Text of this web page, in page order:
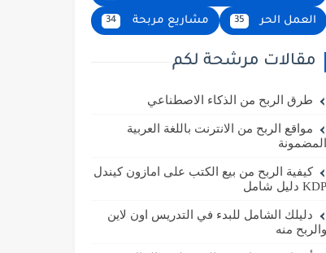
العمل الحر 35 مشاريع مربحة 34
مقالات مرشحة لكم
طرق الربح من الذكاء الاصطناعي
مواقع الربح من الانترنت باللغة العربية
المضمونة
كيفية الربح من بيع الكتب على امازون كيندل
KDP دليل شامل
دليلك الشامل للبدء في التدريس اون لاين
والربح منه